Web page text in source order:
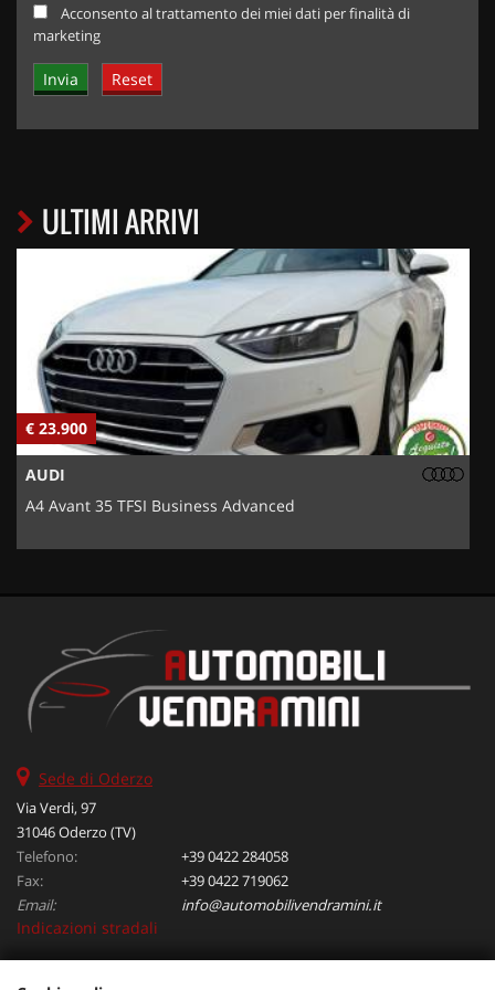
Acconsento al trattamento dei miei dati per finalità di
marketing
ULTIMI ARRIVI
€ 23.900
AUDI
A4 Avant 35 TFSI Business Advanced
Sede di Oderzo
Via Verdi, 97
31046 Oderzo (TV)
Telefono:
+39 0422 284058
Fax:
+39 0422 719062
Email:
info@automobilivendramini.it
Indicazioni stradali